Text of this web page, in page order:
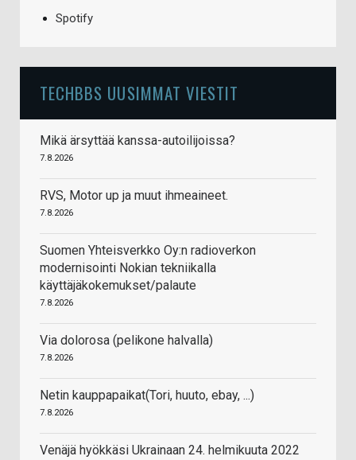
Spotify
TECHBBS UUSIMMAT VIESTIT
Mikä ärsyttää kanssa-autoilijoissa?
7.8.2026
RVS, Motor up ja muut ihmeaineet.
7.8.2026
Suomen Yhteisverkko Oy:n radioverkon
modernisointi Nokian tekniikalla
käyttäjäkokemukset/palaute
7.8.2026
Via dolorosa (pelikone halvalla)
7.8.2026
Netin kauppapaikat(Tori, huuto, ebay, ...)
7.8.2026
Venäjä hyökkäsi Ukrainaan 24. helmikuuta 2022